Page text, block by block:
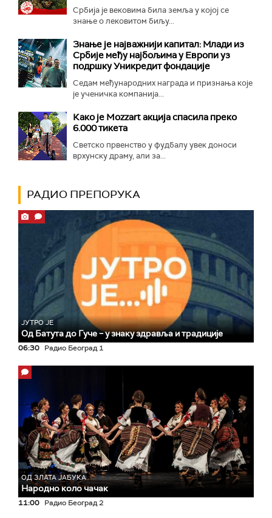
Србија је вековима била земља у којој се
знање о лековитом биљу...
Знање је најважнији капитал: Млади из
Србије међу најбољима у Европи уз
подршку Уникредит фондације
Седам међународних награда и признања које
је ученичка компанија...
Како је Mozzart акција спасила преко
6.000 тикета
Светско првенство у фудбалу увек доноси
врхунску драму, али за...
РАДИО ПРЕПОРУКА
ЈУТРО ЈЕ
Од Батута до Гуче – у знаку здравља и традиције
06:30 Радио Београд 1
ОД ЗЛАТА ЈАБУКА
Народно коло чачак
11:00 Радио Београд 2